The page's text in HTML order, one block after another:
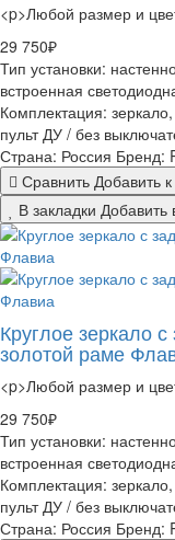
<p>Любой размер и
29 750₽
Тип установки:
встроенная
Комплектация:
пульт ДУ / без
Страна: Россия Бренд:
Сравнить Добавить
В закладки Добавить
Круглое зеркало
золотой раме
<p>Любой размер и
29 750₽
Тип установки:
встроенная
Комплектация:
пульт ДУ / без
Страна: Россия Бренд: